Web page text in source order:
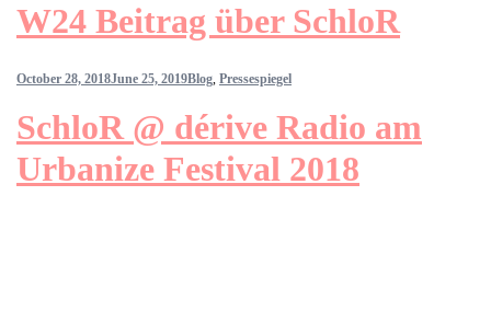
W24 Beitrag über SchloR
October 28, 2018June 25, 2019Blog, Pressespiegel
SchloR @ dérive Radio am
Urbanize Festival 2018